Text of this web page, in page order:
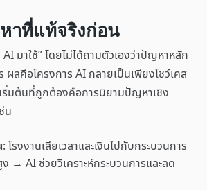
าที่แท้จริงก่อน
มาใช้” โดยไม่ได้ถามตัวเองว่าปัญหาหลัก
ผลคือโครงการ AI กลายเป็นเพียงโชว์เคส
ริ่มต้นที่ถูกต้องคือการนิยามปัญหาเชิง
น
: โรงงานเสียเวลาและเงินไปกับกระบวนการ
→ AI ช่วยวิเคราะห์กระบวนการและลด